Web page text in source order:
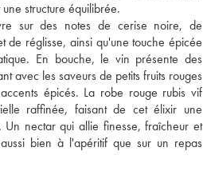
structure équilibrée.
sur des notes de cerise noire, de
de réglisse, ainsi qu'une touche épicée
En bouche, le vin présente des
avec les saveurs de petits fruits rouges
épicés. La robe rouge rubis vif
raffinée, faisant de cet élixir une
nectar qui allie finesse, fraîcheur et
bien à l'apéritif que sur un repas